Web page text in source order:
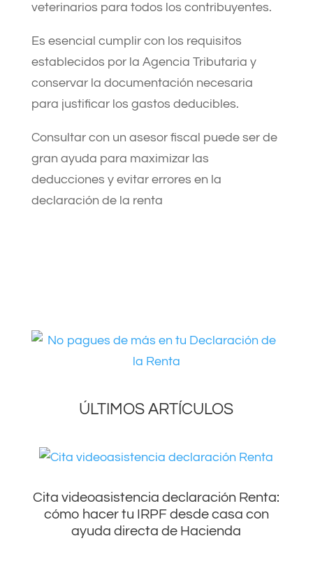
veterinarios para todos los contribuyentes.
Es esencial cumplir con los requisitos
establecidos por la Agencia Tributaria y
conservar la documentación necesaria
para justificar los gastos deducibles.
Consultar con un asesor fiscal puede ser de
gran ayuda para maximizar las
deducciones y evitar errores en la
declaración de la renta
ÚLTIMOS ARTÍCULOS
Cita videoasistencia declaración Renta:
cómo hacer tu IRPF desde casa con
ayuda directa de Hacienda